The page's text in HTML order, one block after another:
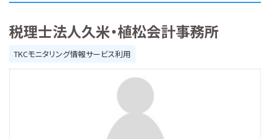
税理士法人久米・植松会計事務所
TKCモニタリング情報サービス利用